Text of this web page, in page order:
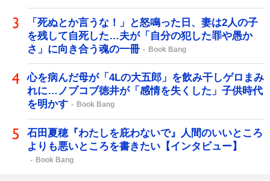
「死ぬとか言うな！」と怒鳴った日、妻は2人の子
を残して自死した…夫が「自分の犯した罪や愚か
さ」に向き合う魂の一冊
Book Bang
心を病んだ母が「4Lの大五郎」を飲み干しゲロまみ
れに…ノブコブ徳井が「感情を失くした」子供時代
を明かす
Book Bang
石田夏穂『わたしを庇わないで』人間のいいところ
よりも悪いところを書きたい【インタビュー】
Book Bang